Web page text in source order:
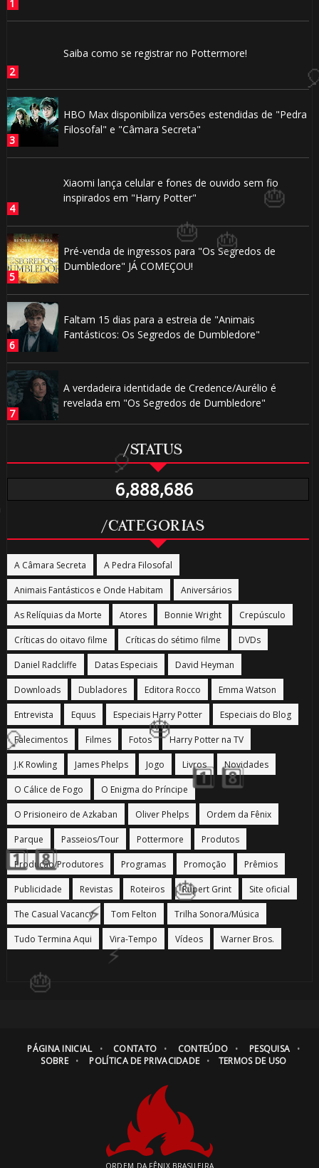
Saiba como se registrar no Pottermore!
HBO Max disponibiliza versões estendidas de "Pedra
Filosofal" e "Câmara Secreta"
Xiaomi lança celular e fones de ouvido sem fio
inspirados em "Harry Potter"
Pré-venda de ingressos para "Os Segredos de
Dumbledore" JÁ COMEÇOU!
Faltam 15 dias para a estreia de "Animais
Fantásticos: Os Segredos de Dumbledore"
A verdadeira identidade de Credence/Aurélio é
revelada em "Os Segredos de Dumbledore"
/STATUS
6,888,686
/CATEGORIAS
A Câmara Secreta A Pedra Filosofal
Animais Fantásticos e Onde Habitam Aniversários
As Relíquias da Morte Atores Bonnie Wright Crepúsculo
Críticas do oitavo filme Críticas do sétimo filme DVDs
Daniel Radcliffe Datas Especiais David Heyman
Downloads Dubladores Editora Rocco Emma Watson
Entrevista Equus Especiais Harry Potter Especiais do Blog
Falecimentos Filmes Fotos Harry Potter na TV
J.K Rowling James Phelps Jogo Livros Novidades
O Cálice de Fogo O Enigma do Príncipe
O Prisioneiro de Azkaban Oliver Phelps Ordem da Fênix
Parque Passeios/Tour Pottermore Produtos
Produção/Produtores Programas Promoção Prêmios
Publicidade Revistas Roteiros Rupert Grint Site oficial
The Casual Vacancy Tom Felton Trilha Sonora/Música
Tudo Termina Aqui Vira-Tempo Vídeos Warner Bros.
PÁGINA INICIAL CONTATO CONTEÚDO
PESQUISA
SOBRE
POLÍTICA DE PRIVACIDADE TERMOS DE USO
ORDEM DA FÊNIX BRASILEIRA
1️⃣ 8️⃣
🎈
1️⃣ 8️⃣
⚡